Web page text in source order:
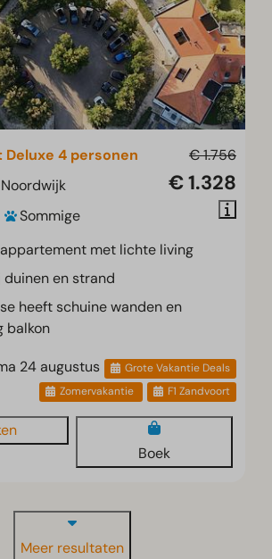
€ 1.756
€ 1.328
4 personen
Sommige
met lichte living
en strand
heeft schuine wanden en
balkon
24 augustus
Grote Vakantie Deals
Zomervakantie
F1 Zandvoort
Boek
Meer resultaten